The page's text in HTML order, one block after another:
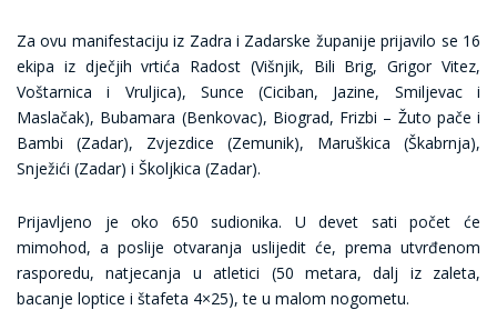
Za ovu manifestaciju iz Zadra i Zadarske županije prijavilo se 16
ekipa iz dječjih vrtića Radost (Višnjik, Bili Brig, Grigor Vitez,
Voštarnica i Vruljica), Sunce (Ciciban, Jazine, Smiljevac i
Maslačak), Bubamara (Benkovac), Biograd, Frizbi – Žuto pače i
Bambi (Zadar), Zvjezdice (Zemunik), Maruškica (Škabrnja),
Snježići (Zadar) i Školjkica (Zadar).
Prijavljeno je oko 650 sudionika. U devet sati počet će
mimohod, a poslije otvaranja uslijedit će, prema utvrđenom
rasporedu, natjecanja u atletici (50 metara, dalj iz zaleta,
bacanje loptice i štafeta 4×25), te u malom nogometu.